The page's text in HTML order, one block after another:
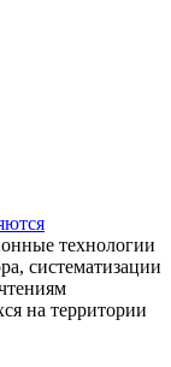
технологии
систематизации
на территории